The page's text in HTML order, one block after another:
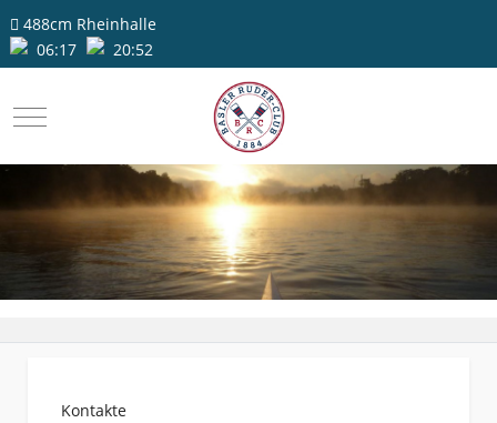
488cm Rheinhalle
06:17
20:52
Mobile Menu Toggle
Kontakte